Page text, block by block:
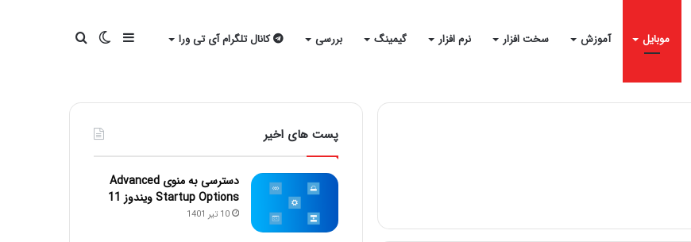
موبایل آموزش سخت افزار نرم افزار گیمینگ بررسی کانال تلگرام آی تی ورا تغییرسایدبار
پست های اخیر
دسترسی به منوی Advanced
Startup Options ویندوز 11
10 تیر 1401